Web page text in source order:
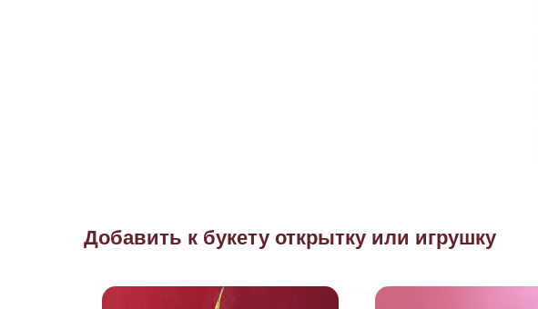
Добавить к букету открытку или игрушку